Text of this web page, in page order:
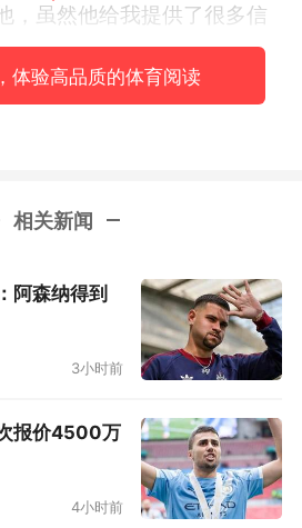
，虽然他给我提供了很多信
己的想法带来变化。我跟球
0公里开始起步。即使是现
一支‘1比0主义’的球队，防守
技术都很好，最典型的例子
那支阿森纳。但随着时间的
技术，但防守结构不再稳
让球队的控球和防守反击结
竞争力。阿森纳之前在下
势头，再次崛起。”
体验高品质的体育阅读
相关新闻
阿森纳得到
3小时前
报价4500万
4小时前